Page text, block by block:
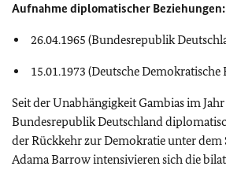
Aufnahme diplomatischer Beziehungen:
26.04.1965 (Bundesrepublik
15.01.1973 (Deutsche Demokratische
Seit der Unabhängigkeit Gambias im
Bundesrepublik Deutschland
der Rückkehr zur Demokratie unter dem
Adama Barrow intensivieren sich die